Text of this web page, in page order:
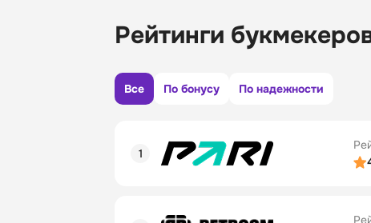
Рейтинги
Все По бонусу По надежности